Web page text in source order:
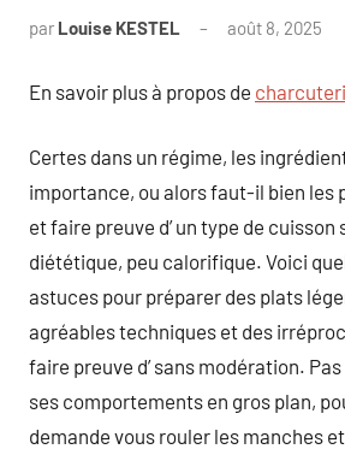
par Louise KESTEL août 8, 2025
En savoir plus à propos de
Certes dans un régime, les
importance, ou alors faut-il bien les
et faire preuve d’ un type de cuisson
diététique, peu calorifique. Voici
astuces pour préparer des plats
agréables techniques et des
faire preuve d’ sans modération.
ses comportements en gros plan,
demande vous rouler les manches